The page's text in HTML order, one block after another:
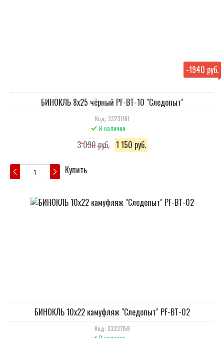
-1940 руб.
БИНОКЛЬ 8х25 чёрный PF-BT-10 "Следопыт"
Код: 33231161
В наличии
3 090 руб. 1 150 руб.
Купить
БИНОКЛЬ 10х22 камуфляж "Следопыт" PF-BT-02
Код: 33231158